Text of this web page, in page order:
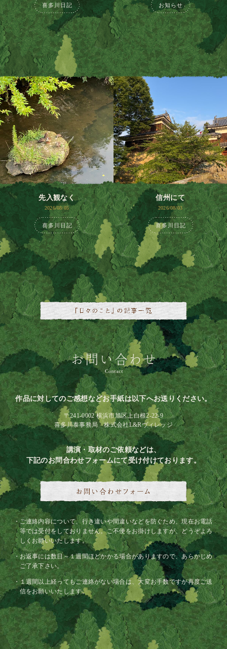
喜多川日記 お知らせ
先入観なく
2026/08/05
喜多川日記
信州にて
2026/08/03
喜多川日記
作品に対してのご感想などお手紙は以下へお送りください。
〒241-0002 横浜市旭区上白根2-22-9
喜多川泰事務局 株式会社L&Rヴィレッジ
講演・取材のご依頼などは、
下記のお問合わせフォームにて受け付けております。
ご連絡内容について、行き違いや間違いなどを防ぐため、現在お電話
等では受付をしておりません。ご不便をお掛けしますが、どうぞよろ
しくお願いいたします。
お返事には数日～１週間ほどかかる場合がありますので、あらかじめ
ご了承下さい。
１週間以上経ってもご連絡がない場合は、大変お手数ですが再度ご送
信をお願いいたします。